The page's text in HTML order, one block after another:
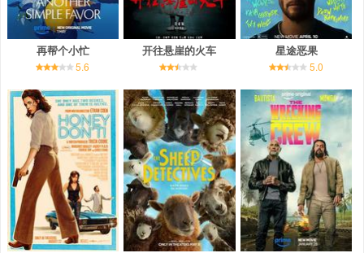
再帮个小忙
5.6
开往悬崖的火车 星途恶果
5.0